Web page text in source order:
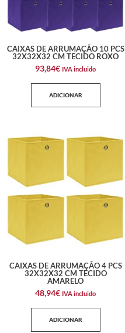
CAIXAS DE ARRUMAÇÃO 10 PCS
32X32X32 CM TECIDO ROXO
93,84€ IVA incluido
ADICIONAR
CAIXAS DE ARRUMAÇÃO 4 PCS
32X32X32 CM TECIDO
AMARELO
48,94€ IVA incluido
ADICIONAR